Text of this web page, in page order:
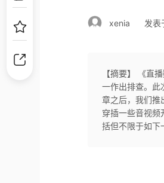
xenia 发
【摘要】 《直
一作出排查。此
章之后，我们推
穿插一些音视频
括但不限于如下